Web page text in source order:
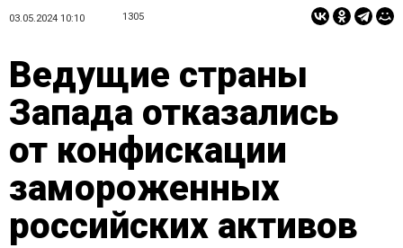
03.05.2024 10:10 1305
Ведущие страны
Запада отказались
от конфискации
замороженных
российских активов